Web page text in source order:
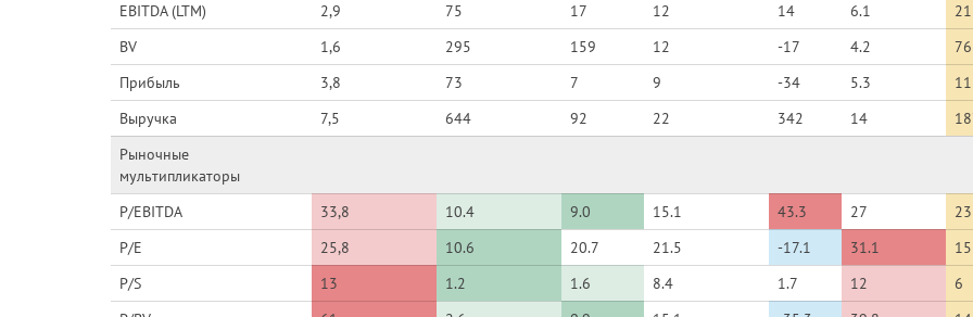
EBITDA (LTM)
2,9 75 17 12 14 6.1
21
BV
1,6 295 159 12 -17 4.2
76
Прибыль
3,8 73 7 9 -34 5.3
11
Выручка
7,5 644 92 22 342 14
Рыночные
мультипликаторы
P/EBITDA
33,8 10.4 9.0 15.1 43.3 27
23
P/E
25,8 10.6 20.7 21.5 -17.1 31.1
15
P/S
13 1.2 1.6 8.4 1.7 12
6